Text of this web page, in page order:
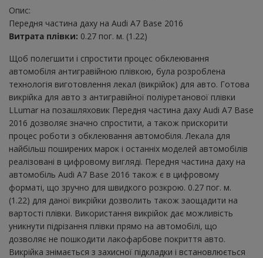
Опис:
Передня частина даху на Audi A7 Base 2016
Витрата плівки: 0.27 пог. м. (1.22)
Щоб полегшити і спростити процес обклеювання
автомобіля антигравійною плівкою, була розроблена
технологія виготовлення лекал (викрійок) для авто. Готова
викрійка для авто з антигравійної поліуретанової плівки
LLumar на позашляховик Передня частина даху Audi A7 Base
2016 дозволяє значно спростити, а також прискорити
процес роботи з обклеювання автомобіля. Лекала для
найбільш поширених марок і останніх моделей автомобілів
реалізовані в цифровому вигляді. Передня частина даху на
автомобіль Audi A7 Base 2016 також є в цифровому
форматі, що зручно для швидкого розкрою. 0.27 пог. м.
(1.22) для даної викрійки дозволить також заощадити на
вартості плівки. Використання викрійок дає можливість
уникнути підрізання плівки прямо на автомобілі, що
дозволяє не пошкодити лакофарбове покриття авто.
Викрійка знімається з захисної підкладки і встановлюється